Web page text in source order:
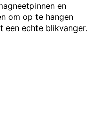
en
om op te hangen
een echte blikvanger.